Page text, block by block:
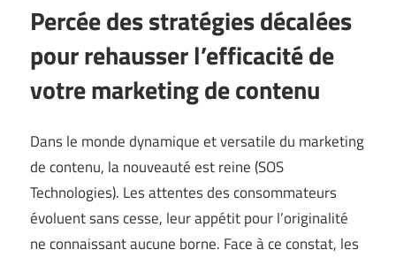
Percée des stratégies décalées
pour rehausser l’efficacité de
votre marketing de contenu
Dans le monde dynamique et versatile du marketing
de contenu, la nouveauté est reine (SOS
Technologies). Les attentes des consommateurs
évoluent sans cesse, leur appétit pour l’originalité
ne connaissant aucune borne. Face à ce constat, les